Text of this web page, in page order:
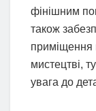
фінішним
також
приміщення
мистецтві,
увага до